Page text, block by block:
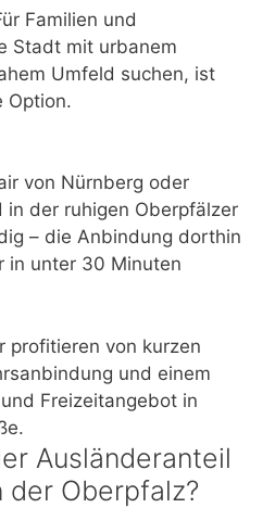
Familien und
Stadt mit urbanem
Umfeld suchen, ist
Option.
von Nürnberg oder
in der ruhigen Oberpfälzer
– die Anbindung dorthin
in unter 30 Minuten
profitieren von kurzen
und einem
Freizeitangebot in
Ausländeranteil
der Oberpfalz?